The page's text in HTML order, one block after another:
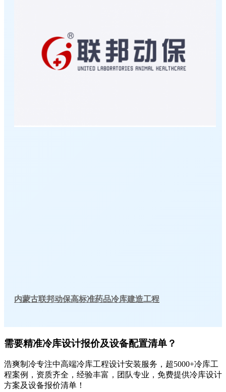
内蒙古联邦动保高标准药品冷库建造工程
需要精准冷库设计报价及设备配置清单？
浩爽制冷专注中高端冷库工程设计安装服务，超5000+冷库工
程案例，资质齐全，经验丰富，团队专业，免费提供冷库设计
方案及设备报价清单！